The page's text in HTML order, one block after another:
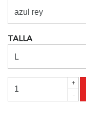
TALLA
+
-